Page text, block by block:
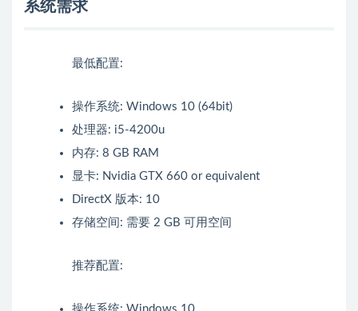
系统需求
最低配置:
操作系统: Windows 10 (64bit)
处理器: i5-4200u
内存: 8 GB RAM
显卡: Nvidia GTX 660 or equivalent
DirectX 版本: 10
存储空间: 需要 2 GB 可用空间
推荐配置: